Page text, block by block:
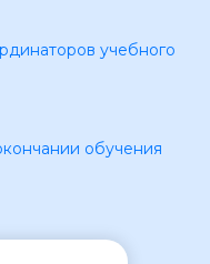
учебного
обучения